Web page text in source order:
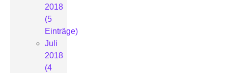
2018
(5
Einträge)
Juli
2018
(4